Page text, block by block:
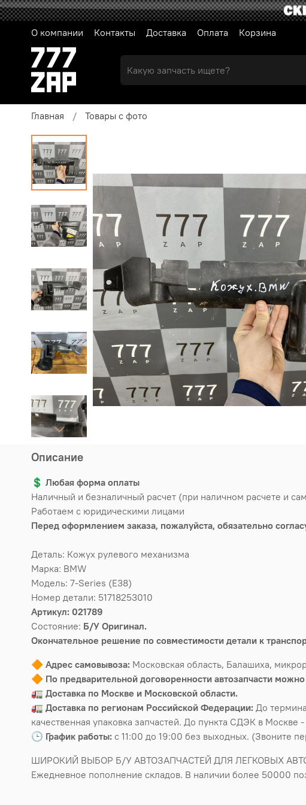
О компании Контакты Доставка Оплата Корзина
Главная Товары с фото
Описание
💲 Любая форма оплаты
Наличный и безналичный расчет (при наличном расчете и
Работаем с юридическими лицами
Перед оформлением заказа, пожалуйста, обязательно
Деталь: Кожух рулевого механизма
Марка: BMW
Модель: 7-Series (E38)
Номер детали: 51718253010
Артикул: 021789
Состояние: Б/У Оригинал.
Окончательное решение по совместимости детали к
🔶 Адрес самовывоза: Московская область, Балашиха,
🔶 По предварительной договоренности автозапчасти
🚛 Доставка по Москве и Московской области.
🚛 Доставка по регионам Российской Федерации: До
качественная упаковка запчастей. До пункта СДЭК в Москве
🕒 График работы: с 11:00 до 19:00 без выходных. (Звоните
ШИРОКИЙ ВЫБОР Б/У АВТОЗАПЧАСТЕЙ ДЛЯ ЛЕГКОВЫХ
Ежедневное пополнение складов. В наличии более 50000